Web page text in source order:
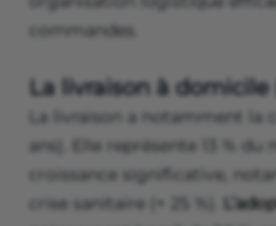
commandes.
La livraison à domicile
La livraison a notamment la
ans). Elle représente 13 %
croissance significative,
crise sanitaire (+ 25 %).